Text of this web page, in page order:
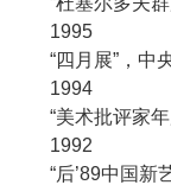
1995
“四月展”，中央
1994
“美术批评家年
1992
“后’89中国新艺